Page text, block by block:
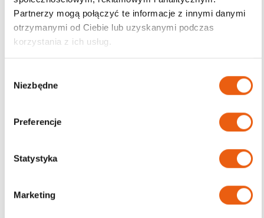
Partnerzy mogą połączyć te informacje z innymi danymi
otrzymanymi od Ciebie lub uzyskanymi podczas
korzystania z ich usług.
Niezbędne
Preferencje
Statystyka
Marketing